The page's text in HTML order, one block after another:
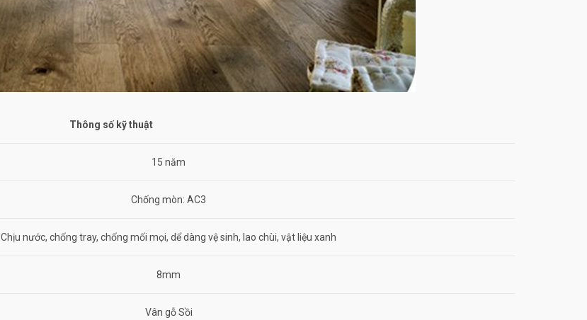
Thông số kỹ thuật
15 năm
Chống mòn: AC3
Chịu nước, chống tray, chống mối mọi, dể dàng vệ sinh, lao chùi, vật liệu xanh
8mm
Vân gỗ Sồi